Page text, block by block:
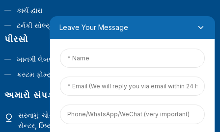
કાર્ય દ્વારા
ટર્નકી સોલ્યુશન્સ
પીરસો
ખાનગી લેબલ
કસ્ટમ ફોર્મ્યુલા
અમારો સંપર્ક કરો
સરનામું: ચોથો માળ, બિલ્ડીંગ 1, ગુઆનયિનશાન કોમર્શિયલ ઓપરેશન
સેન્ટર, ઝિયામેન, ફુજિયન, ચીન
Leave Your Message